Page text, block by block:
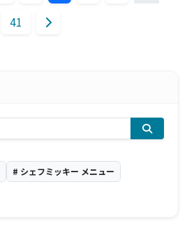
41
# シェフミッキー メニュー